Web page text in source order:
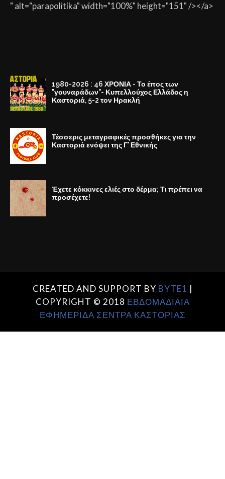
" alt="parapolitika" width="100%" height="151" /></a>
1980-2026 : 46 ΧΡΟΝΙΑ - Το έπος των
"γουναράδων"- Κυπελλούχος Ελλάδος η
Καστοριά, 5-2 τον Ηρακλή
Τέσσερις μεταγραφικές προσθήκες για την
Καστοριά ενόψει της Γ' Εθνικής
Έχετε κόκκινες ελιές στο δέρμα; Τι πρέπει να
προσέχετε!
CREATED AND SUPPORT BY BYTE1 |
COPYRIGHT © 2018 ΕΒΔΟΜΑΔΙΑΙΑ
ΕΦΗΜΕΡΙΔΑ ΣΕΝΤΡΑ ΚΑΣΤΟΡΙΑΣ